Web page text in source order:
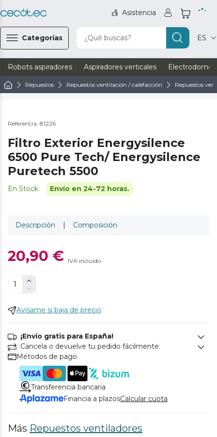
Asistencia
Categorías ¿Qué buscas? ES
Robots aspiradores Aspiradores verticales
Repuestos Repuestos ventilación / calefacción Repuestos
Referencia: 81226
Filtro Exterior Energysilence
6500 Pure Tech/ Energysilence
Puretech 5500
En Stock Envío en 24-72 horas.
Descripción | Composición
20,90 € IVA incluido
Avísame si baja de precio
¡Envío gratis para España!
Cancela o devuelve tu pedido fácilmente.
Métodos de pago.
Transferencia bancaria
Financia a plazosCalcular cuota
Más Repuestos ventiladores